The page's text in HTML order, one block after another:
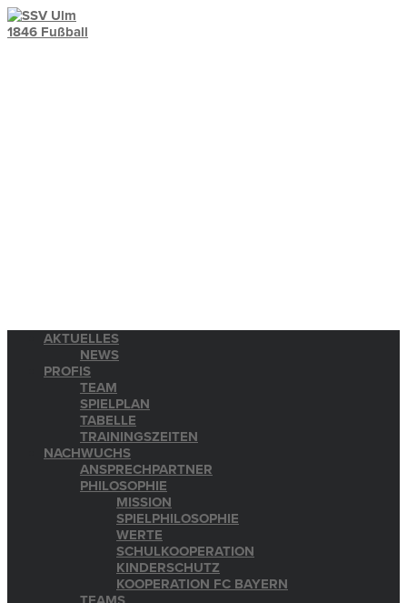
AKTUELLES
NEWS
PROFIS
TEAM
SPIELPLAN
TABELLE
TRAININGSZEITEN
NACHWUCHS
ANSPRECHPARTNER
PHILOSOPHIE
MISSION
SPIELPHILOSOPHIE
WERTE
SCHULKOOPERATION
KINDERSCHUTZ
KOOPERATION FC BAYERN